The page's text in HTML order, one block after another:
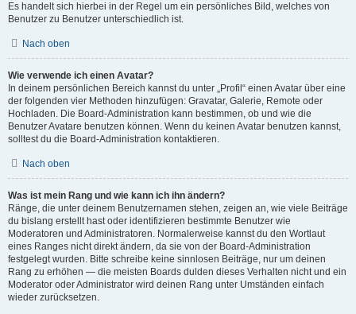
Es handelt sich hierbei in der Regel um ein persönliches Bild, welches von
Benutzer zu Benutzer unterschiedlich ist.
Nach oben
Wie verwende ich einen Avatar?
In deinem persönlichen Bereich kannst du unter „Profil“ einen Avatar über eine
der folgenden vier Methoden hinzufügen: Gravatar, Galerie, Remote oder
Hochladen. Die Board-Administration kann bestimmen, ob und wie die
Benutzer Avatare benutzen können. Wenn du keinen Avatar benutzen kannst,
solltest du die Board-Administration kontaktieren.
Nach oben
Was ist mein Rang und wie kann ich ihn ändern?
Ränge, die unter deinem Benutzernamen stehen, zeigen an, wie viele Beiträge
du bislang erstellt hast oder identifizieren bestimmte Benutzer wie
Moderatoren und Administratoren. Normalerweise kannst du den Wortlaut
eines Ranges nicht direkt ändern, da sie von der Board-Administration
festgelegt wurden. Bitte schreibe keine sinnlosen Beiträge, nur um deinen
Rang zu erhöhen — die meisten Boards dulden dieses Verhalten nicht und ein
Moderator oder Administrator wird deinen Rang unter Umständen einfach
wieder zurücksetzen.